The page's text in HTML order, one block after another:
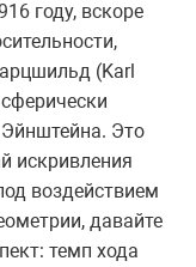
году, вскоре
(Karl
Это
искривления
воздействием
давайте
темп хода